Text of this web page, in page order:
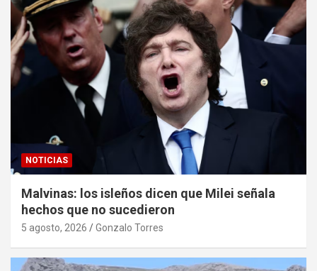
NOTICIAS
Malvinas: los isleños dicen que Milei señala
hechos que no sucedieron
5 agosto, 2026 Gonzalo Torres